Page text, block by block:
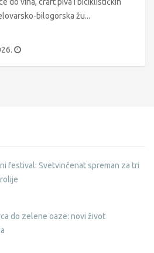
bilogorska žu...
festival: Svetvinčenat spreman za tri
do zelene oaze: novi život